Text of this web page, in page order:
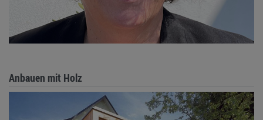
Anbauen mit Holz